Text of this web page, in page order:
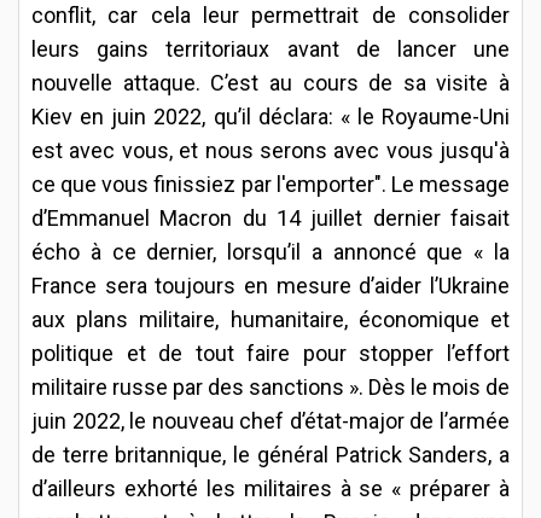
conflit, car cela leur permettrait de consolider
leurs gains territoriaux avant de lancer une
nouvelle attaque. C’est au cours de sa visite à
Kiev en juin 2022, qu’il déclara: « le Royaume-Uni
est avec vous, et nous serons avec vous jusqu'à
ce que vous finissiez par l'emporter". Le message
d’Emmanuel Macron du 14 juillet dernier faisait
écho à ce dernier, lorsqu’il a annoncé que « la
France sera toujours en mesure d’aider l’Ukraine
aux plans militaire, humanitaire, économique et
politique et de tout faire pour stopper l’effort
militaire russe par des sanctions ». Dès le mois de
juin 2022, le nouveau chef d’état-major de l’armée
de terre britannique, le général Patrick Sanders, a
d’ailleurs exhorté les militaires à se « préparer à